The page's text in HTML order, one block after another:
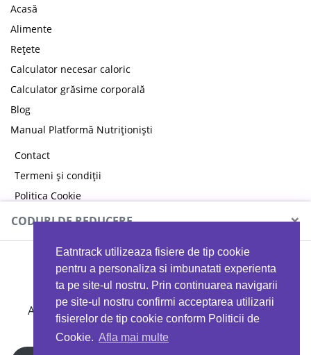
Eatntrack utilizeaza fisiere de tip cookie
pentru a personaliza si imbunatati experienta
ta pe site-ul nostru. Prin continuarea navigarii
pe site-ul nostru confirmi acceptarea utilizarii
fisierelor de tip cookie conform Politicii de
Cookie. Afla mai multe
Acasă
Alimente
Rețete
Calculator necesar caloric
Calculator grăsime corporală
Blog
Manual Platformă Nutriționiști
Contact
Termeni și condiții
Politica Cookie
Politica de confidențialitate
CODURI DE REDUCERE ×
MYPROTEIN
Ai 40%reducere la orice comandă folosind codul
EATTRACK